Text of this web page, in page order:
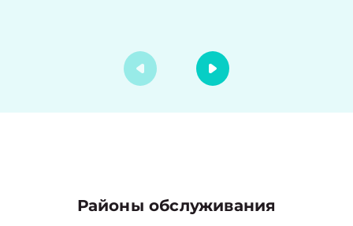
Районы обслуживания